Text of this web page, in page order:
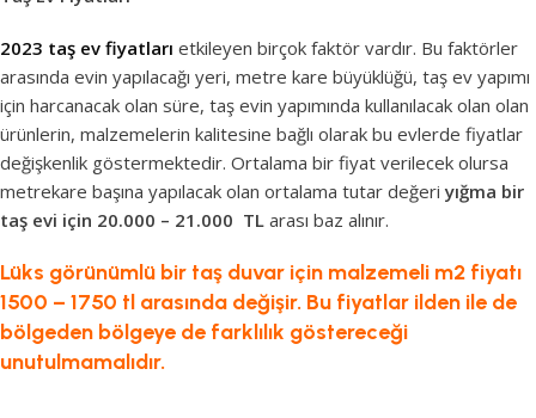
2023 taş ev fiyatları etkileyen birçok faktör vardır. Bu faktörler
arasında evin yapılacağı yeri, metre kare büyüklüğü, taş ev yapımı
için harcanacak olan süre, taş evin yapımında kullanılacak olan olan
ürünlerin, malzemelerin kalitesine bağlı olarak bu evlerde fiyatlar
değişkenlik göstermektedir. Ortalama bir fiyat verilecek olursa
metrekare başına yapılacak olan ortalama tutar değeriyığma bir
taş evi için 20.000 – 21.000 TL arası baz alınır.
Lüks görünümlü bir taş duvar için malzemeli m2 fiyatı
1500 – 1750 tl arasında değişir. Bu fiyatlar ilden ile de
bölgeden bölgeye de farklılık göstereceği
unutulmamalıdır.